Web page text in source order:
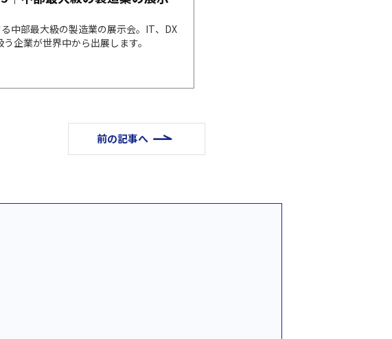
中部最大級の製造業の展示会。IT、DX
企業が世界中から出展します。
前の記事へ